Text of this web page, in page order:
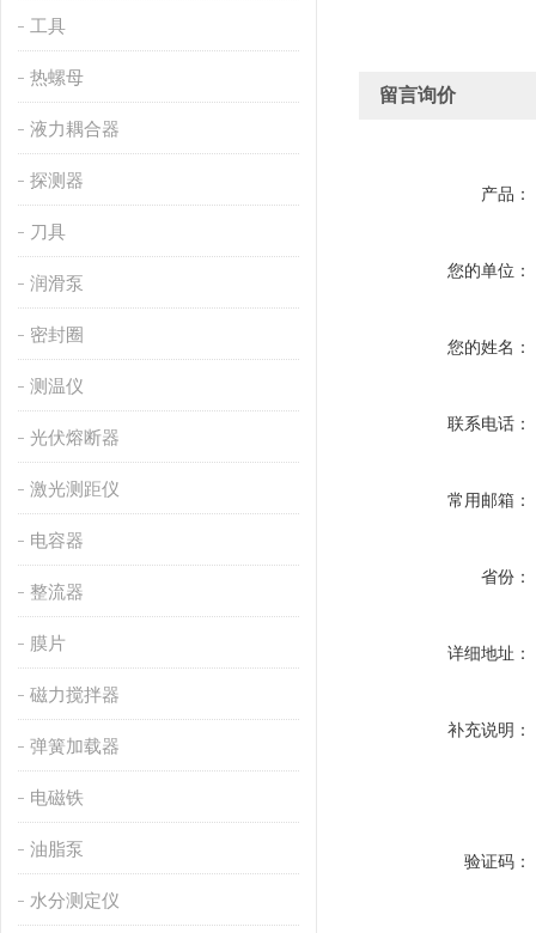
工具
热螺母
液力耦合器
探测器
刀具
润滑泵
密封圈
测温仪
光伏熔断器
激光测距仪
电容器
整流器
膜片
磁力搅拌器
弹簧加载器
电磁铁
油脂泵
水分测定仪
留言询价
产品：
您的单位：
您的姓名：
联系电话：
常用邮箱：
省份：
详细地址：
补充说明：
验证码：